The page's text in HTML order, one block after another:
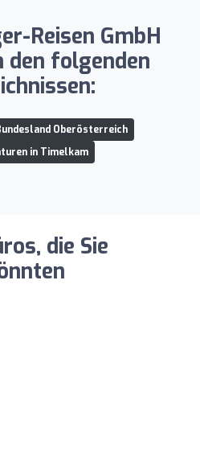
Reisen GmbH
den folgenden
Oberösterreich
in Timelkam
die Sie